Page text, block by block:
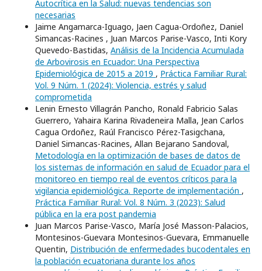
Autocrítica en la Salud: nuevas tendencias son
necesarias
Jaime Angamarca-Iguago, Jaen Cagua-Ordoñez, Daniel
Simancas-Racines , Juan Marcos Parise-Vasco, Inti Kory
Quevedo-Bastidas, Análisis de la Incidencia Acumulada
de Arbovirosis en Ecuador: Una Perspectiva
Epidemiológica de 2015 a 2019 , Práctica Familiar Rural:
Vol. 9 Núm. 1 (2024): Violencia, estrés y salud
comprometida
Lenin Ernesto Villagrán Pancho, Ronald Fabricio Salas
Guerrero, Yahaira Karina Rivadeneira Malla, Jean Carlos
Cagua Ordoñez, Raúl Francisco Pérez-Tasigchana,
Daniel Simancas-Racines, Allan Bejarano Sandoval,
Metodología en la optimización de bases de datos de
los sistemas de información en salud de Ecuador para el
monitoreo en tiempo real de eventos críticos para la
vigilancia epidemiológica. Reporte de implementación ,
Práctica Familiar Rural: Vol. 8 Núm. 3 (2023): Salud
pública en la era post pandemia
Juan Marcos Parise-Vasco, María José Masson-Palacios,
Montesinos-Guevara Montesinos-Guevara, Emmanuelle
Quentin, Distribución de enfermedades bucodentales en
la población ecuatoriana durante los años